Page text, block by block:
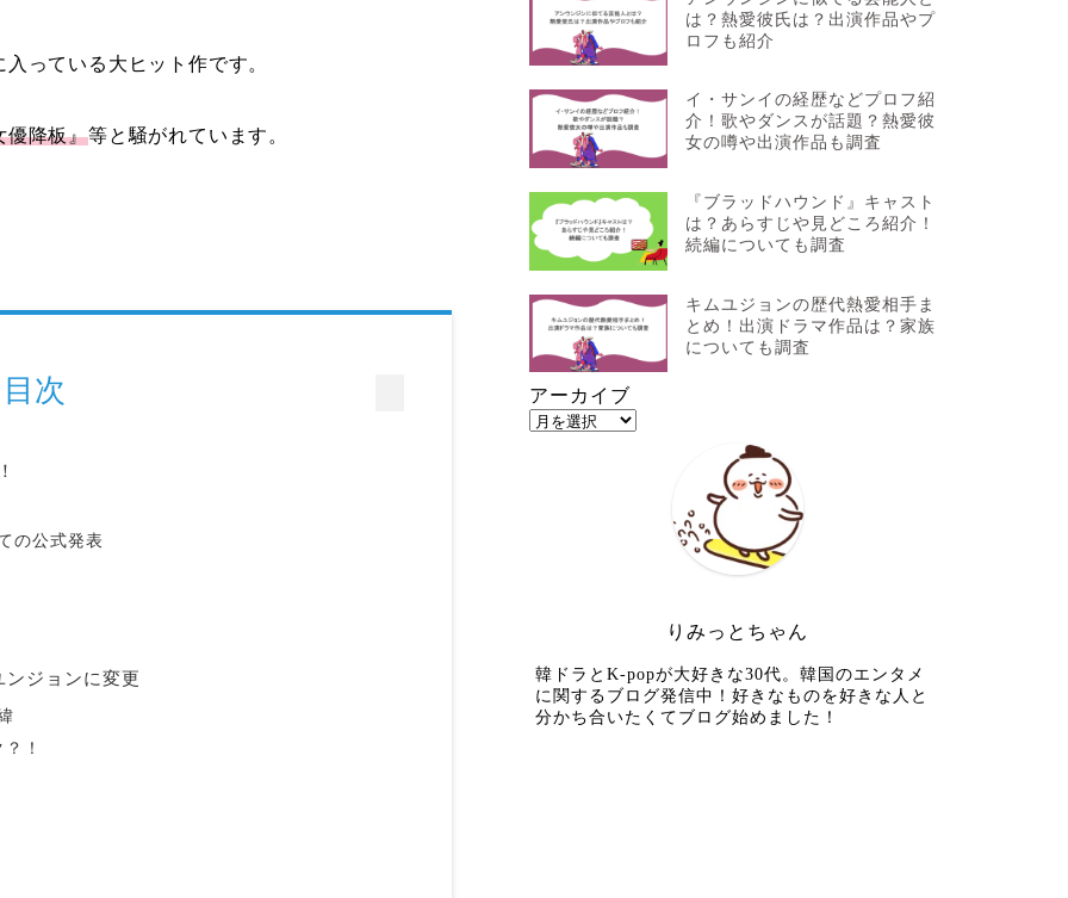
っている大ヒット作です。
優降板』等と騒がれています。
目次
の公式発表
ジョンに変更
！
は？熱愛彼氏は？出演作品やプ
ロフも紹介
イ・サンイの経歴などプロフ紹
介！歌やダンスが話題？熱愛彼
女の噂や出演作品も調査
『ブラッドハウンド』キャスト
は？あらすじや見どころ紹介！
続編についても調査
キムユジョンの歴代熱愛相手ま
とめ！出演ドラマ作品は？家族
についても調査
アーカイブ
りみっとちゃん
韓ドラとK-popが大好きな30代。韓国のエンタメ
に関するブログ発信中！好きなものを好きな人と
分かち合いたくてブログ始めました！